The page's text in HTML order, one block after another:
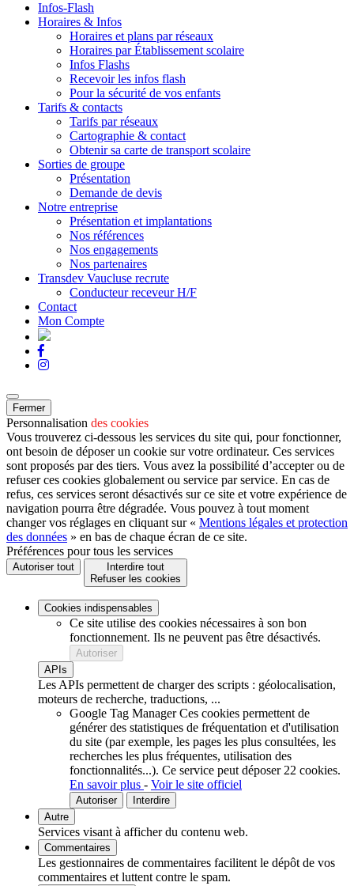
Infos-Flash
Horaires & Infos
Horaires et plans par réseaux
Horaires par Établissement scolaire
Infos Flashs
Recevoir les infos flash
Pour la sécurité de vos enfants
Tarifs & contacts
Tarifs par réseaux
Cartographie & contact
Obtenir sa carte de transport scolaire
Sorties de groupe
Présentation
Demande de devis
Notre entreprise
Présentation et implantations
Nos références
Nos engagements
Nos partenaires
Transdev Vaucluse recrute
Conducteur receveur H/F
Contact
Mon Compte
Fermer
Personnalisation des cookies
Vous trouverez ci-dessous les services du site qui, pour fonctionner,
ont besoin de déposer un cookie sur votre ordinateur. Ces services
sont proposés par des tiers. Vous avez la possibilité d’accepter ou de
refuser ces cookies globalement ou service par service. En cas de
refus, ces services seront désactivés sur ce site et votre expérience de
navigation pourra être dégradée. Vous pouvez à tout moment
changer vos réglages en cliquant sur « Mentions légales et protection
des données » en bas de chaque écran de ce site.
Préférences pour tous les services
Autoriser tout
Interdire tout
Refuser les cookies
Cookies indispensables
Ce site utilise des cookies nécessaires à son bon
fonctionnement. Ils ne peuvent pas être désactivés.
Autoriser
APIs
Les APIs permettent de charger des scripts : géolocalisation,
moteurs de recherche, traductions, ...
Google Tag Manager Ces cookies permettent de
générer des statistiques de fréquentation et d'utilisation
du site (par exemple, les pages les plus consultées, les
recherches les plus fréquentes, utilisation des
fonctionnalités...). Ce service peut déposer 22 cookies.
En savoir plus - Voir le site officiel
Autoriser
Interdire
Autre
Services visant à afficher du contenu web.
Commentaires
Les gestionnaires de commentaires facilitent le dépôt de vos
commentaires et luttent contre le spam.